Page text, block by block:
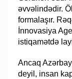
əvvəlindədir.
formalaşır.
İnnovasiya
istiqamətdə
Ancaq
deyil, insan